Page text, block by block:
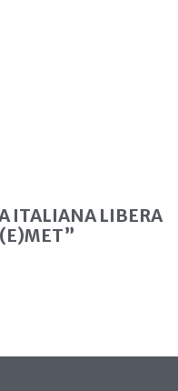
ITALIANA LIBERA